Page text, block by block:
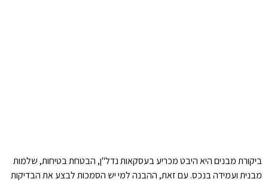
ביקורת מבנים היא היבט מכריע בעסקאות נדל"ן, הבטחת בטיחות, שלמות
מבנית ועמידה בנכס. עם זאת, ההבנה למי יש הסמכות לבצע את הבדיקות